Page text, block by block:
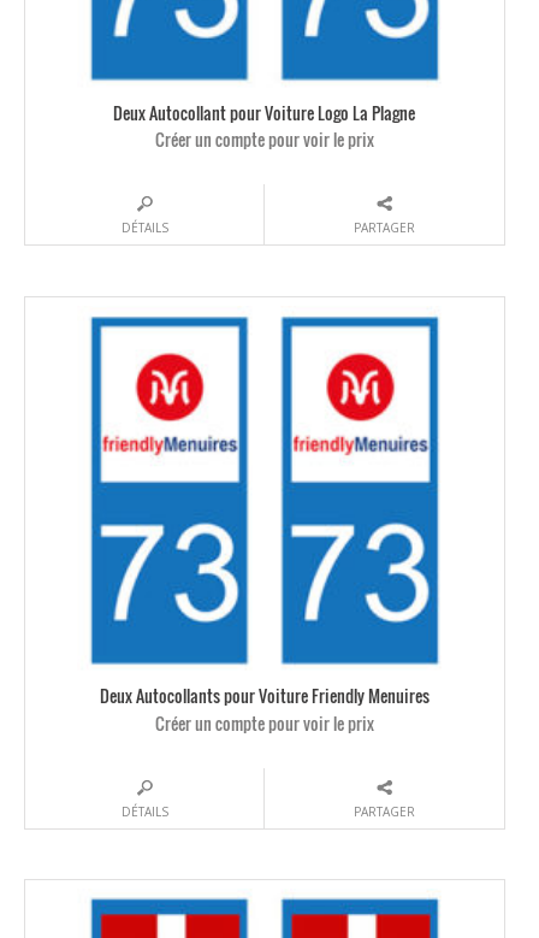
Deux Autocollant pour Voiture Logo La Plagne
Créer un compte pour voir le prix
DÉTAILS PARTAGER
Deux Autocollants pour Voiture Friendly Menuires
Créer un compte pour voir le prix
DÉTAILS PARTAGER